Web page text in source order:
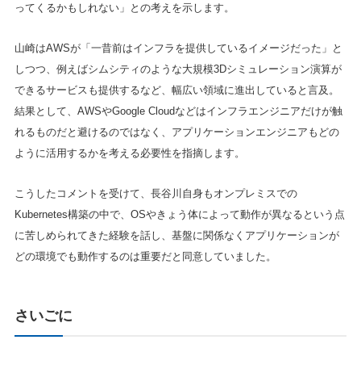
ってくるかもしれない」との考えを示します。
山崎はAWSが「一昔前はインフラを提供しているイメージだった」と
しつつ、例えばシムシティのような大規模3Dシミュレーション演算が
できるサービスも提供するなど、幅広い領域に進出していると言及。
結果として、AWSやGoogle Cloudなどはインフラエンジニアだけが触
れるものだと避けるのではなく、アプリケーションエンジニアもどの
ように活用するかを考える必要性を指摘します。
こうしたコメントを受けて、長谷川自身もオンプレミスでの
Kubernetes構築の中で、OSやきょう体によって動作が異なるという点
に苦しめられてきた経験を話し、基盤に関係なくアプリケーションが
どの環境でも動作するのは重要だと同意していました。
さいごに